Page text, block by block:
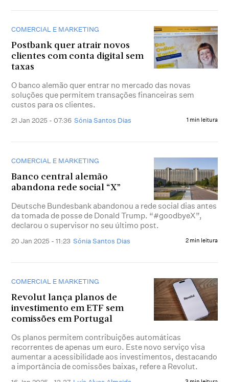
COMERCIAL E MARKETING
Postbank quer atrair novos
clientes com conta digital sem
taxas
O banco alemão quer entrar no mercado das novas
soluções que permitem transações financeiras sem
custos para os clientes.
21 Jan 2025 - 07:36 Sónia Santos Dias 1 min leitura
COMERCIAL E MARKETING
Banco central alemão
abandona rede social “X”
Deutsche Bundesbank abandonou a rede social dias antes
da tomada de posse de Donald Trump. “#goodbyeX”,
declarou o supervisor no seu último post.
20 Jan 2025 - 11:23 Sónia Santos Dias 2 min leitura
COMERCIAL E MARKETING
Revolut lança planos de
investimento em ETF sem
comissões em Portugal
Os planos permitem contribuições automáticas
recorrentes de apenas um euro. Este novo serviço visa
aumentar a acessibilidade aos investimentos, destacando
a importância de comissões baixas, refere a Revolut.